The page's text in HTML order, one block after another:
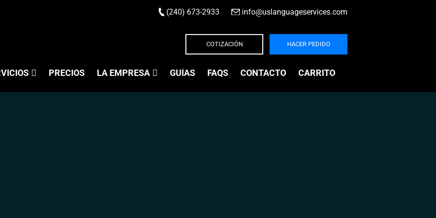
(240) 673-2933 info@uslanguageservices.com
COTIZACIÓN HACER PEDIDO
PRECIOS LA EMPRESA GUÍAS FAQS CONTACTO CARRITO